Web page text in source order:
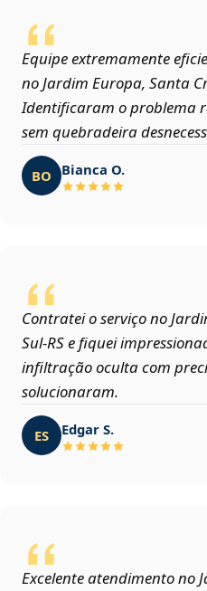
Equipe extremamente
no Jardim Europa, Santa
Identificaram o problema
sem quebradeira
BO Bianca O.
Contratei o serviço no
Sul‑RS e fiquei
infiltração oculta com
solucionaram.
ES Edgar S.
Excelente atendimento no